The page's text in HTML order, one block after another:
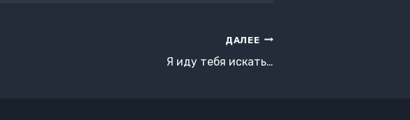
ДАЛЕЕ
Я иду тебя искать…